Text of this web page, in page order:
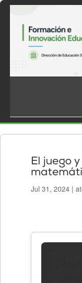
El juego
Jul 31, 2024|